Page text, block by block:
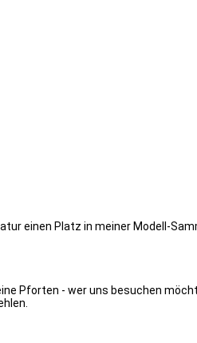
einen Platz in meiner Modell-
Pforten - wer uns besuchen